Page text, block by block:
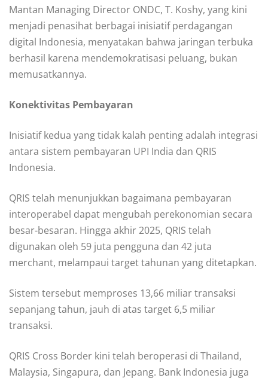
Mantan Managing Director ONDC, T. Koshy, yang kini
menjadi penasihat berbagai inisiatif perdagangan
digital Indonesia, menyatakan bahwa jaringan terbuka
berhasil karena mendemokratisasi peluang, bukan
memusatkannya.
Konektivitas Pembayaran
Inisiatif kedua yang tidak kalah penting adalah integrasi
antara sistem pembayaran UPI India dan QRIS
Indonesia.
QRIS telah menunjukkan bagaimana pembayaran
interoperabel dapat mengubah perekonomian secara
besar-besaran. Hingga akhir 2025, QRIS telah
digunakan oleh 59 juta pengguna dan 42 juta
merchant, melampaui target tahunan yang ditetapkan.
Sistem tersebut memproses 13,66 miliar transaksi
sepanjang tahun, jauh di atas target 6,5 miliar
transaksi.
QRIS Cross Border kini telah beroperasi di Thailand,
Malaysia, Singapura, dan Jepang. Bank Indonesia juga